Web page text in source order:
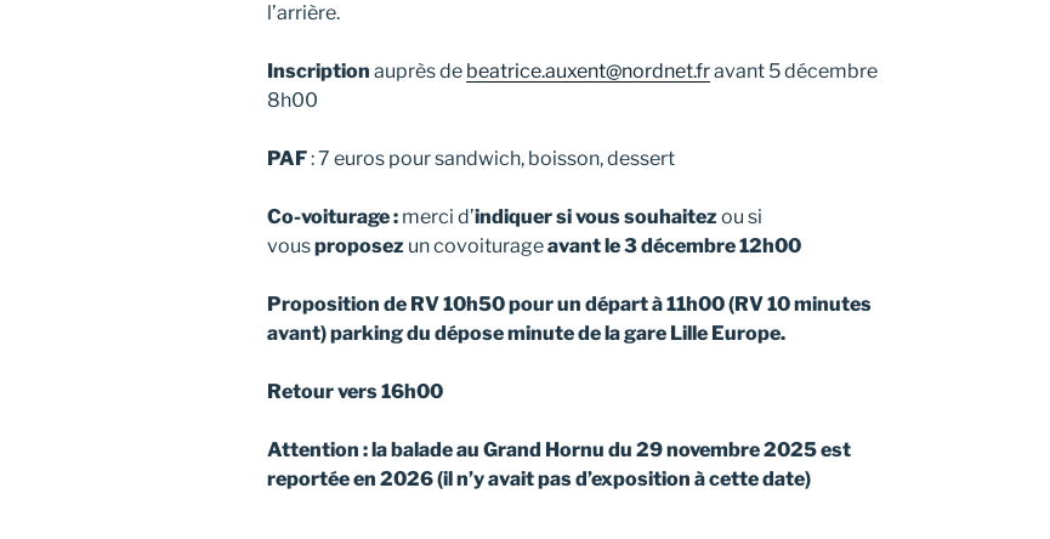
l’arrière.
Inscription auprès de beatrice.auxent@nordnet.fravant 5 décembre
8h00
PAF: 7 euros pour sandwich, boisson, dessert
Co-voiturage : merci d’indiquer si vous souhaitez ou si
vousproposez un covoiturageavant le 3 décembre 12h00
Proposition de RV 10h50 pour un départ à 11h00 (RV 10 minutes
avant) parking du dépose minute de la gare Lille Europe.
Retour vers 16h00
Attention : la balade au Grand Hornu du 29 novembre 2025 est
reportée en 2026 (il n’y avait pas d’exposition à cette date)